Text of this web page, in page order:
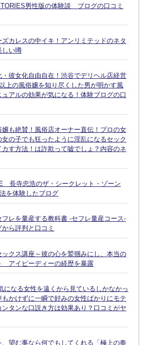
男性版の体験談 ブログの口コミ
カレスの中イキ！アンリミテッドのネタ
しい噂
・彼女化自由自在！渋谷でデリヘル店経営
上の風俗嬢を知り尽くした男が明かす風
アルの効果が気になる！体験ブログの口
嬢も絶賛！風俗店オーナー直伝！プロの女
の子でも狂ったように淫乱になるセック
カす方法！は詐欺って嘘でしょ？内容のネ
長寺忠浩のザ・シークレット・ゾーン
を体験したブログ
フレを量産する教科書 -セフレ量産コース-
ら評判と口コミ
クス講座～彼の心を鷲掴みにし、本当の
アイピーディーの経歴を暴露
になる女性を遠くから見ているしかなかっ
もかけずに一瞬で好みの女性ばかりにモテ
ンタンな口説き方は効果あり？口コミがヤ
望む事なら何でもしてくれる「極上の奉